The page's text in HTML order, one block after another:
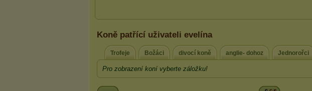
Koně patřící uživateli evelína
Trofeje Božáci divocí koně anglie- dohoz Jednorořci
Pro zobrazení koní vyberte záložku!